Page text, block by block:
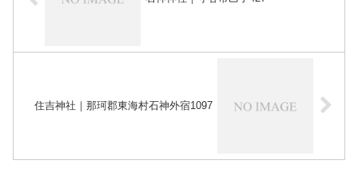
住吉神社｜那珂郡東海村石神外宿1097